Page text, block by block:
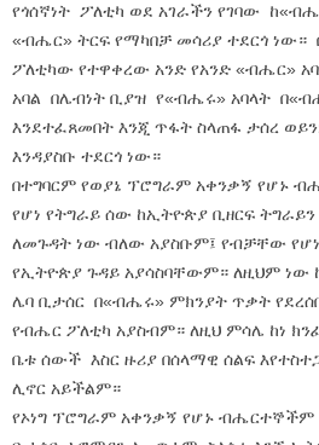
የጎሰኛነት ፖለቲካ ወደ አገራችን የገባው
«ብሔር» ትርፍ የማካበቻ መሳሪያ ተደርጎ ነው።
ፖለቲካው የተዋቀረው አንድ የአንድ «ብሔር»
አባል በሌብነት ቢያዝ የ«ብሔሩ» አባላት
እንደተፈጸመበት እንጂ ጥፋት ስላጠፋ ታሰረ
እንዳያስቡ ተደርጎ ነው።
በተግባርም የወያኔ ፕሮግራም አቀንቃኝ የሆኑ
የሆነ የትግራይ ሰው ከኢትዮጵያ ቢዘርፍ
ለመጉዳት ነው ብለው አያስቡም፤ የብቻቸው
የኢትዮጵያ ጉዳይ አያሳስባቸውም። ለዚህም ነው
ሌባ ቢታሰር በ«ብሔሩ» ምክንያት ጥቃት
የብሔር ፖለቲካ አያስብም። ለዚህ ምሳሌ ከነ
ቤቱ ሰውች እስር ዙሪያ በሰላማዊ ሰልፍ
ሊኖር አይችልም።
የኦነግ ፕሮግራም አቀንቃኝ የሆኑ